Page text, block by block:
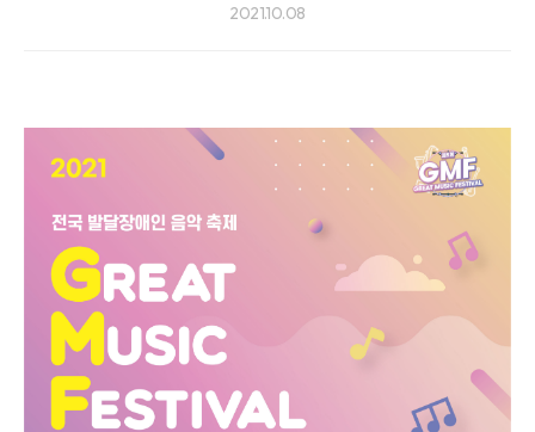
2021.10.08